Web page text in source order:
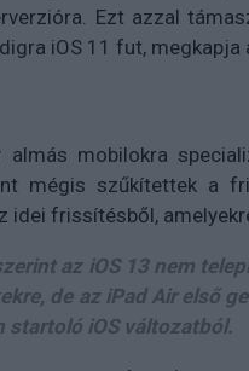
Ezt azzal
iOS 11 fut,
almás mobilokra
mégis szűkítettek a
idei frissítésből,
az iOS 13 nem
de az iPad Air első
startoló iOS változatból.